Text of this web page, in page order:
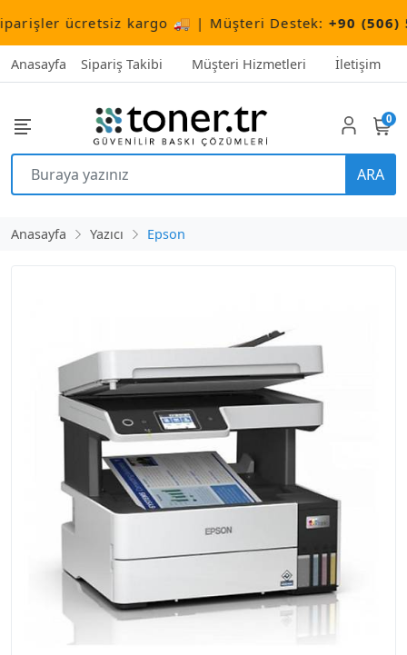
ücretsiz kargo 🚚 | Müşteri Destek:+90 (506) 503
Anasayfa Sipariş Takibi Müşteri Hizmetleri İletişim
ARA
0
Anasayfa Yazıcı Epson